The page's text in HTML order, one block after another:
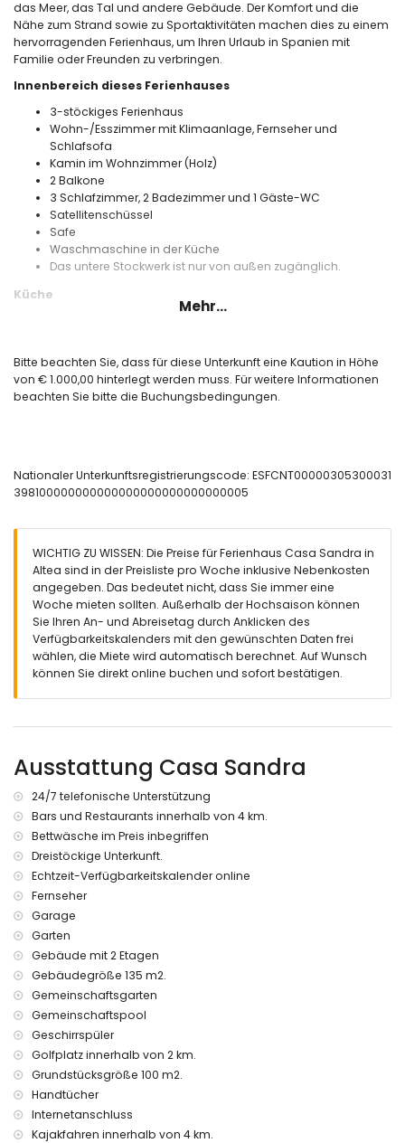
das Meer, das Tal und andere Gebäude. Der Komfort und die
Nähe zum Strand sowie zu Sportaktivitäten machen dies zu einem
hervorragenden Ferienhaus, um Ihren Urlaub in Spanien mit
Familie oder Freunden zu verbringen.
Innenbereich dieses Ferienhauses
3-stöckiges Ferienhaus
Wohn-/Esszimmer mit Klimaanlage, Fernseher und
Schlafsofa
Kamin im Wohnzimmer (Holz)
2 Balkone
3 Schlafzimmer, 2 Badezimmer und 1 Gäste-WC
Satellitenschüssel
Safe
Waschmaschine in der Küche
Das untere Stockwerk ist nur von außen zugänglich.
Küche
Kaffeemaschine, Mixer, Toaster und Entsafter
Schlafzimmer und Badezimmer
Eigenes Bad mit Waschbecken, Bad/Dusche-Kombination,
WC und Haartrockner
Ovaler Gemeinschaftspool
Kinderschwimmbecken
Rasen mit Gartenmöbeln und Liegen
Gemeinschaftlicher Rasen
2 Terrassen, von denen 1 überdacht ist
Grill
Außendusche
Nächste Stadt: Altea (innerhalb von 5 Kilometern vom Haus)
Nächster Strand: Campomanes (innerhalb von 4
Kilometern vom Haus)
Nächster Hafen: Campomanes (innerhalb von 4 Kilometern
Nächster Flughafen: Alicante (innerhalb von 100 Kilometern
vom Haus)
Zweitnächster Flughafen: Valencia (> 100 Kilometer)
Öffentliche Verkehrsmittel in der Nähe: Bus innerhalb von 7
Kilometern
Haustiere sind nicht erlaubt
Die Unterkunft ist sehr gut für Familien mit Kindern geeignet
Ausstattung und Dienstleistungen, die im Mietpreis dieses
Ferienhauses enthalten sind
Internet (WiFi)
Staubsauger sowie Bügeleisen und Bügelbrett
Bettwäsche, Handtücher und 2 Zustellbetten
24-Stunden-Notdienst
Ausstattung und Dienstleistungen gegen Aufpreis
Mehr...
Bitte beachten Sie, dass für diese Unterkunft eine Kaution in Höhe
von € 1.000,00 hinterlegt werden muss. Für weitere Informationen
beachten Sie bitte die Buchungsbedingungen.
Nationaler Unterkunftsregistrierungscode: ESFCNT00000305300031
398100000000000000000000000000005
WICHTIG ZU WISSEN: Die Preise für Ferienhaus Casa Sandra in
Altea sind in der Preisliste pro Woche inklusive Nebenkosten
angegeben. Das bedeutet nicht, dass Sie immer eine
Woche mieten sollten. Außerhalb der Hochsaison können
Sie Ihren An- und Abreisetag durch Anklicken des
Verfügbarkeitskalenders mit den gewünschten Daten frei
wählen, die Miete wird automatisch berechnet. Auf Wunsch
können Sie direkt online buchen und sofort bestätigen.
Ausstattung Casa Sandra
24/7 telefonische Unterstützung
Bars und Restaurants innerhalb von 4 km.
Bettwäsche im Preis inbegriffen
Dreistöckige Unterkunft.
Echtzeit-Verfügbarkeitskalender online
Fernseher
Garage
Garten
Gebäude mit 2 Etagen
Gebäudegröße 135 m2.
Gemeinschaftsgarten
Gemeinschaftspool
Geschirrspüler
Golfplatz innerhalb von 2 km.
Grundstücksgröße 100 m2.
Handtücher
Internetanschluss
Kajakfahren innerhalb von 4 km.